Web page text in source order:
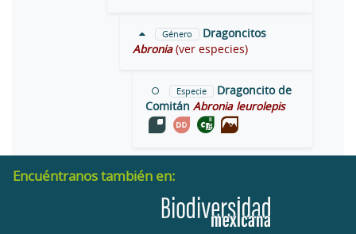
Género
Dragoncitos
Abronia (ver especies)
Especie
Dragoncito de
Comitán Abronia leurolepis
Encuéntranos también en: